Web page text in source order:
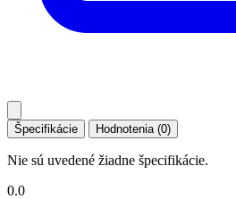
Špecifikácie Hodnotenia (0)
Nie sú uvedené žiadne špecifikácie.
0.0